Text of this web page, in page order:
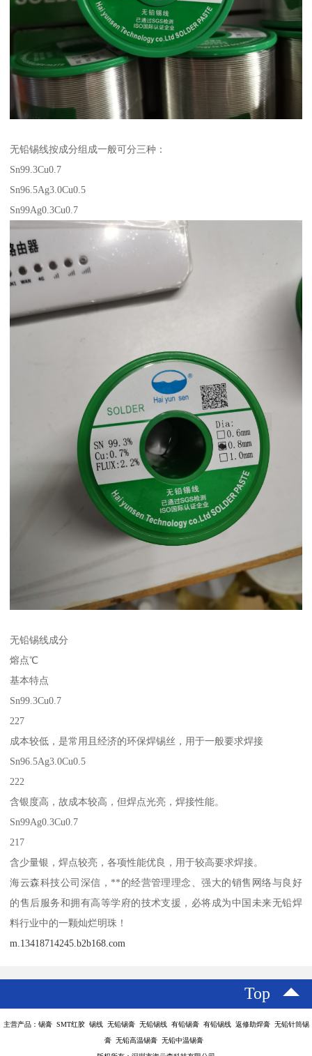
无铅锡线按成分组成一般可分三种：
Sn99.3Cu0.7
Sn96.5Ag3.0Cu0.5
Sn99Ag0.3Cu0.7
无铅锡线成分
熔点℃
基本特点
Sn99.3Cu0.7
227
成本较低，是常用且经济的环保焊锡丝，用于一般要求焊接
Sn96.5Ag3.0Cu0.5
222
含银度高，故成本较高，但焊点光亮，焊接性能。
Sn99Ag0.3Cu0.7
217
含少量银，焊点较亮，各项性能优良，用于较高要求焊接。
海云森科技公司深信，**的经营管理理念、强大的销售网络与良好
的售后服务和拥有高等学府的技术支援，必将成为中国未来无铅焊
料行业中的一颗灿烂明珠！
m.13418714245.b2b168.com
Top
主营产品：锡膏 SMT红胶 锡线 无铅锡膏 无铅锡线 有铅锡膏 有铅锡线 返修助焊膏 无铅针筒锡
膏 无铅高温锡膏 无铅中温锡膏